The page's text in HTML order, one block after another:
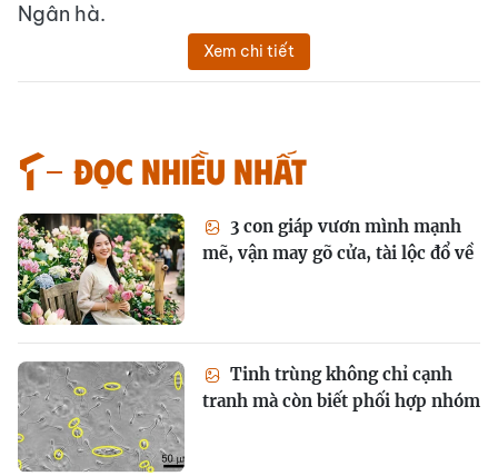
Ngân hà.
Xem chi tiết
Đọc nhiều nhất
3 con giáp vươn mình mạnh
mẽ, vận may gõ cửa, tài lộc đổ về
Tinh trùng không chỉ cạnh
tranh mà còn biết phối hợp nhóm